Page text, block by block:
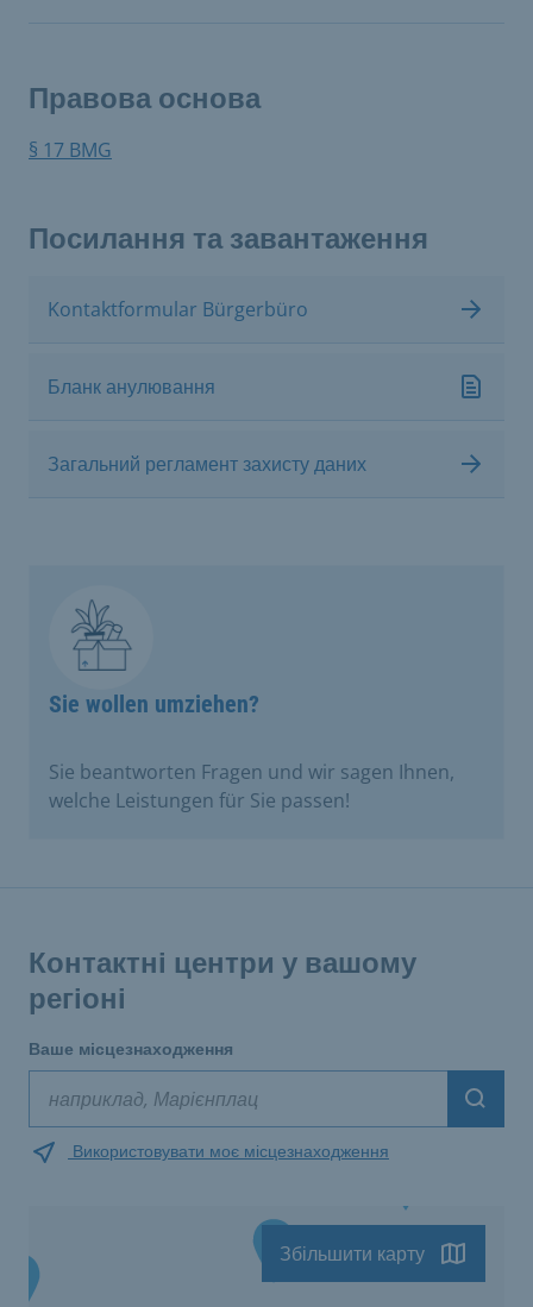
Правова основа
§ 17 BMG
Посилання та завантаження
Kontaktformular Bürgerbüro
Бланк анулювання
Загальний регламент захисту даних
Sie wollen umziehen?
Sie beantworten Fragen und wir sagen Ihnen,
welche Leistungen für Sie passen!
Контактні центри у вашому
регіоні
Ваше місцезнаходження
Використовувати моє місцезнаходження
Збільшити карту